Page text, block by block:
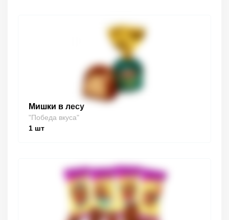
Мишки в лесу
"Победа вкуса"
1 шт